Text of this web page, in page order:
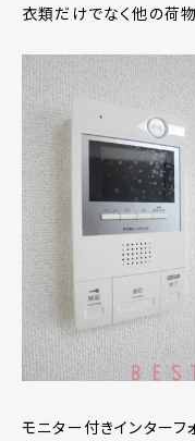
衣類だけでなく他の荷
モニター付きインター